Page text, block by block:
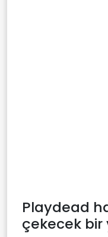
Playdead
çekecek bir